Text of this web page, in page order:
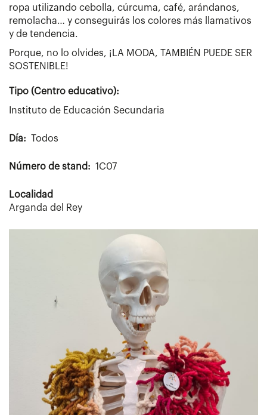
ropa utilizando cebolla, cúrcuma, café, arándanos,
remolacha… y conseguirás los colores más llamativos
y de tendencia.
Porque, no lo olvides, ¡LA MODA, TAMBIÉN PUEDE SER
SOSTENIBLE!
Tipo (Centro educativo):
Instituto de Educación Secundaria
Día Todos
Número de stand 1C07
Localidad
Arganda del Rey